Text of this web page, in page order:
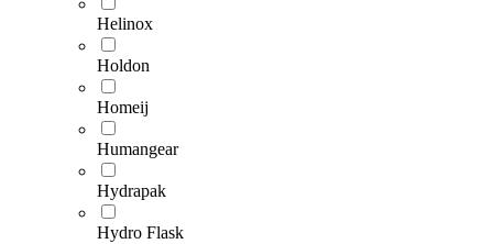
Helinox
Holdon
Homeij
Humangear
Hydrapak
Hydro Flask